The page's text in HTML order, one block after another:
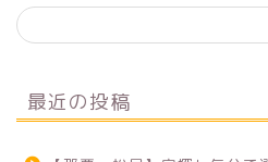
最近の投稿